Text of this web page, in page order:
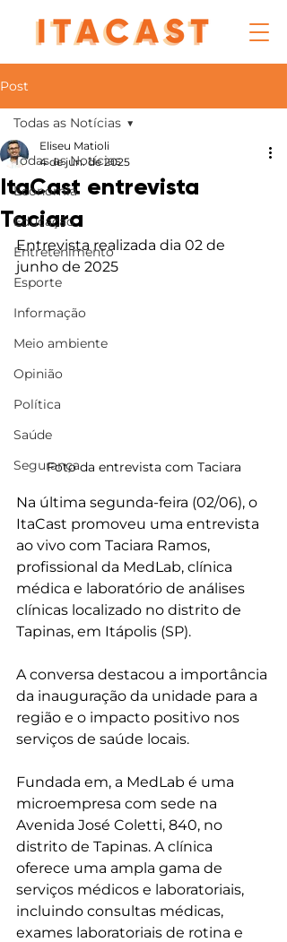
Post
Todas as Notícias
Economia
Educação
Entretenimento
Esporte
Informação
Meio ambiente
Opinião
Política
Saúde
Segurança
Todas as Notícias
ItaCast entrevista
Taciara
Eliseu Matioli
4 de jun. de 2025
Entrevista realizada dia 02 de
junho de 2025
Foto da entrevista com Taciara
Na última segunda-feira (02/06), o
ItaCast promoveu uma entrevista
ao vivo com Taciara Ramos,
profissional da MedLab, clínica
médica e laboratório de análises
clínicas localizado no distrito de
Tapinas, em Itápolis (SP).
A conversa destacou a importância
da inauguração da unidade para a
região e o impacto positivo nos
serviços de saúde locais.
Fundada em, a MedLab é uma
microempresa com sede na
Avenida José Coletti, 840, no
distrito de Tapinas. A clínica
oferece uma ampla gama de
serviços médicos e laboratoriais,
incluindo consultas médicas,
exames laboratoriais de rotina e